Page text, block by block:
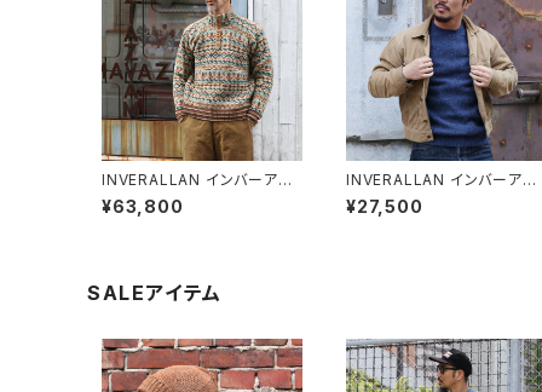
INVERALLAN インバーアラ
ン ハンドニット フェアアイル
ウールセーター
¥63,800
INVERALLAN インバーアラ
ン シェットランドセーター DE
NIM(デニム)
¥27,500
SALEアイテム